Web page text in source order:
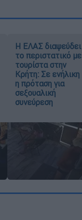
Η ΕΛΑΣ διαψεύδει
το περιστατικό με
τουρίστα στην
Κρήτη: Σε ενήλικη
η πρόταση για
σεξουαλική
συνεύρεση